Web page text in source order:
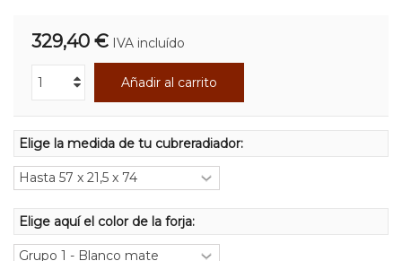
329,40 € IVA incluído
Añadir al carrito
Elige aquí el color de la forja:
Elige la medida de tu cubreradiador: